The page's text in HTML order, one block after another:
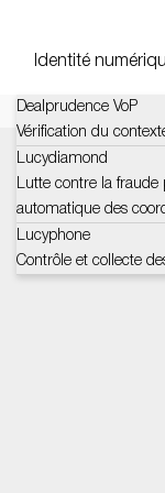
Identité
Dealprudence VoP
Vérification du
Lucydiamond
Lutte contre la fraude
automatique des
Lucyphone
Contrôle et collecte